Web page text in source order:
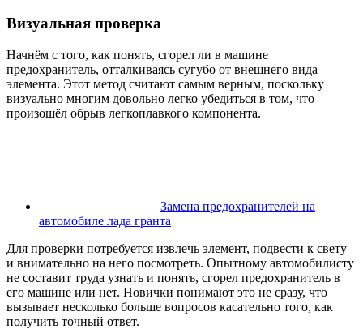
Визуальная проверка
Начнём с того, как понять, сгорел ли в машине
предохранитель, отталкиваясь сугубо от внешнего вида
элемента. Этот метод считают самым верным, поскольку
визуально многим довольно легко убедиться в том, что
произошёл обрыв легкоплавкого компонента.
Замена предохранителей на
автомобиле лада гранта
Для проверки потребуется извлечь элемент, подвести к свету
и внимательно на него посмотреть. Опытному автомобилисту
не составит труда узнать и понять, сгорел предохранитель в
его машине или нет. Новички понимают это не сразу, что
вызывает несколько больше вопросов касательно того, как
получить точный ответ.